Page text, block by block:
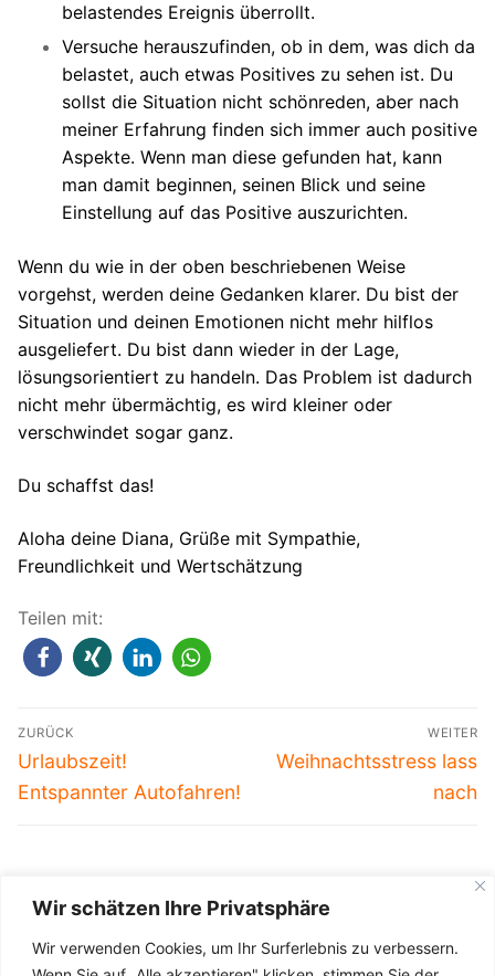
Wir schätzen Ihre Privatsphäre
Wir verwenden Cookies, um Ihr Surferlebnis zu verbessern.
belastendes Ereignis überrollt.
Versuche herauszufinden, ob in dem, was dich da
belastet, auch etwas Positives zu sehen ist. Du
sollst die Situation nicht schönreden, aber nach
meiner Erfahrung finden sich immer auch positive
Aspekte. Wenn man diese gefunden hat, kann
man damit beginnen, seinen Blick und seine
Einstellung auf das Positive auszurichten.
Wenn du wie in der oben beschriebenen Weise
vorgehst, werden deine Gedanken klarer. Du bist der
Situation und deinen Emotionen nicht mehr hilflos
ausgeliefert. Du bist dann wieder in der Lage,
lösungsorientiert zu handeln. Das Problem ist dadurch
nicht mehr übermächtig, es wird kleiner oder
verschwindet sogar ganz.
Du schaffst das!
Aloha deine Diana, Grüße mit Sympathie,
Freundlichkeit und Wertschätzung
Teilen mit:
Beitragsnavigation
ZURÜCK
Vorheriger
Beitrag:
Urlaubszeit!
Entspannter Autofahren!
WEITER
Nächster
Weihnachtsstress lass
nach
Datenschutzerklärung